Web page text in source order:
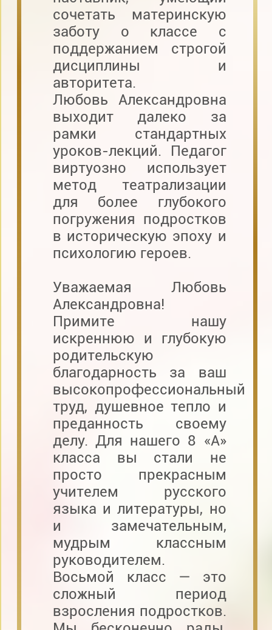
сочетать материнскую
заботу о классе с
поддержанием строгой
дисциплины и
авторитета.
Любовь Александровна
выходит далеко за
рамки стандартных
уроков-лекций. Педагог
виртуозно использует
метод театрализации
для более глубокого
погружения подростков
в историческую эпоху и
психологию героев.
Уважаемая Любовь
Александровна!
Примите нашу
искреннюю и глубокую
родительскую
благодарность за ваш
высокопрофессиональный
труд, душевное тепло и
преданность своему
делу. Для нашего 8 «А»
класса вы стали не
просто прекрасным
учителем русского
языка и литературы, но
и замечательным,
мудрым классным
руководителем.
Восьмой класс — это
сложный период
взросления подростков.